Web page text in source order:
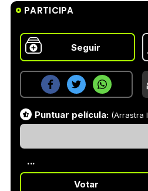
PARTICIPA
Seguir
Puntuar película: (Arrastra
...
Votar